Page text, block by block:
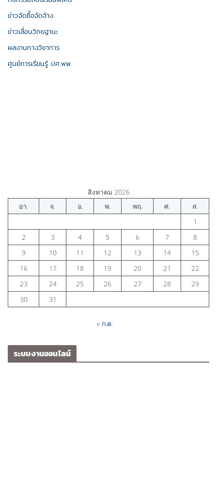
ข่าวจัดซื้อจัดจ้าง
ข่าวเลื่อนวิทยฐานะ
ผลงานทางวิชาการ
ศูนย์การเรียนรู้ ปศ.พพ.
สิงหาคม 2026
อา.
จ. อ. พ. พฤ. ศ.
ส.
1
2
3 4 5 6 7
8
9
10 11 12 13 14
15
16
17 18 19 20 21
22
23
24 25 26 27 28
29
30
31
« ก.ค.
ระบบงานออนไลน์